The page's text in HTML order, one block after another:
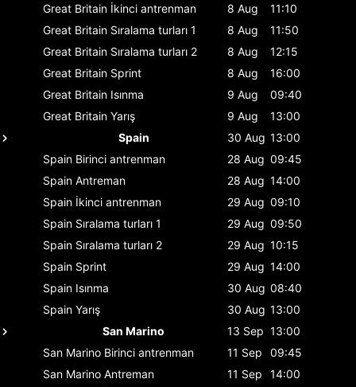
Great Britain İkinci antrenman 8 Aug
11:10
Great Britain Sıralama turları 1 8 Aug
11:50
Great Britain Sıralama turları 2 8 Aug
12:15
Great Britain Sprint 8 Aug
16:00
Great Britain Isınma 9 Aug
09:40
Great Britain Yarış 9 Aug
13:00
Spain
30 Aug 13:00
Spain Birinci antrenman 28 Aug 09:45
Spain Antreman 28 Aug 14:00
Spain İkinci antrenman 29 Aug 09:10
Spain Sıralama turları 1 29 Aug 09:50
Spain Sıralama turları 2 29 Aug 10:15
Spain Sprint 29 Aug 14:00
Spain Isınma 30 Aug 08:40
Spain Yarış 30 Aug 13:00
San Marino
13 Sep 13:00
San Marino Birinci antrenman 11 Sep
09:45
San Marino Antreman 11 Sep
14:00